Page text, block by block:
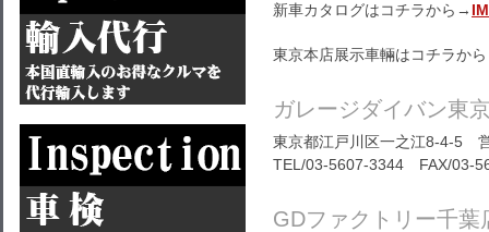
新車カタログはコチラから→
東京本店展示車輛はコチラか
ガレージダイバン東
東京都江戸川区一之江8-4-5
TEL/03-5607-3344 FAX/03-
GDファクトリー千葉